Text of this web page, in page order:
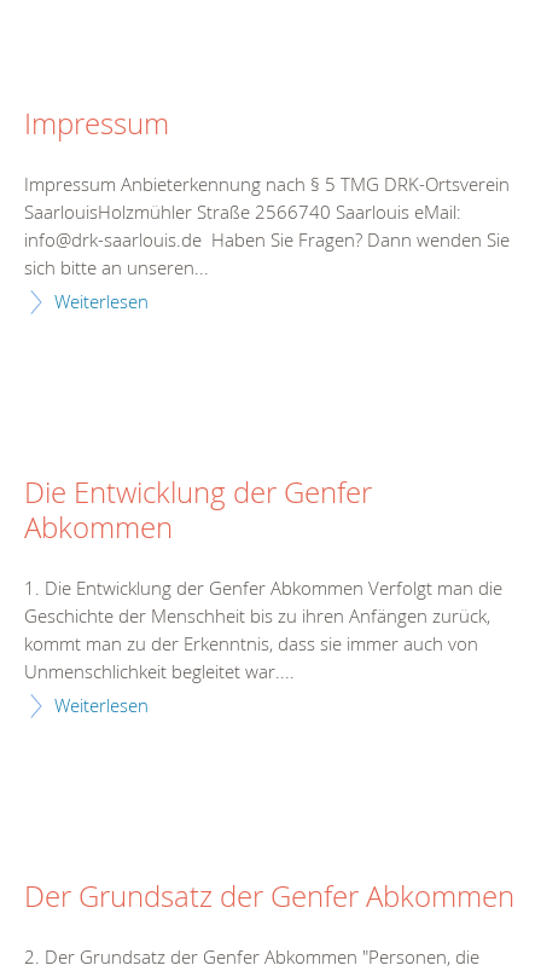
Impressum
Impressum Anbieterkennung nach § 5 TMG DRK-Ortsverein
SaarlouisHolzmühler Straße 2566740 Saarlouis eMail:
info@drk-saarlouis.de Haben Sie Fragen? Dann wenden Sie
sich bitte an unseren...
Weiterlesen
Die Entwicklung der Genfer
Abkommen
1. Die Entwicklung der Genfer Abkommen Verfolgt man die
Geschichte der Menschheit bis zu ihren Anfängen zurück,
kommt man zu der Erkenntnis, dass sie immer auch von
Unmenschlichkeit begleitet war....
Weiterlesen
Der Grundsatz der Genfer Abkommen
2. Der Grundsatz der Genfer Abkommen "Personen, die